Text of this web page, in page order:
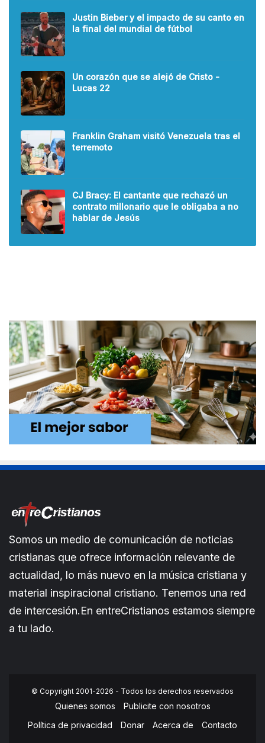
Justin Bieber y el impacto de su canto en
la final del mundial de fútbol
Un corazón que se alejó de Cristo -
Lucas 22
Franklin Graham visitó Venezuela tras el
terremoto
CJ Bracy: El cantante que rechazó un
contrato millonario que le obligaba a no
hablar de Jesús
Somos un medio de comunicación de noticias
cristianas que ofrece información relevante de
actualidad, lo más nuevo en la música cristiana y
material inspiracional cristiano. Tenemos una red
de intercesión.En entreCristianos estamos siempre
a tu lado.
© Copyright 2001-2026 - Todos los derechos reservados
Quienes somos
Publicite con nosotros
Política de privacidad
Donar Acerca de Contacto